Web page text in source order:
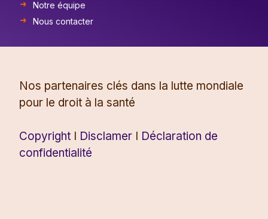
Notre équipe
Nous contacter
Nos partenaires clés dans la lutte mondiale
pour le droit à la santé
Copyright I Disclamer I Déclaration de
confidentialité